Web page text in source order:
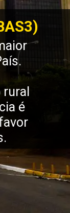
rural
é